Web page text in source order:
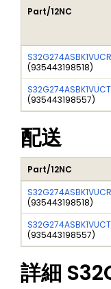
Part/12NC
S32G274ASBK1VUCR
(935443198518)
S32G274ASBK1VUCT
(935443198557)
配送
Part/12NC
S32G274ASBK1VUCR
(935443198518)
S32G274ASBK1VUCT
(935443198557)
詳細